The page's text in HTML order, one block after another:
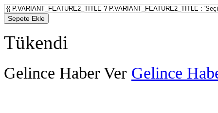
Sepete Ekle
Tükendi
Gelince Haber Ver Gelince